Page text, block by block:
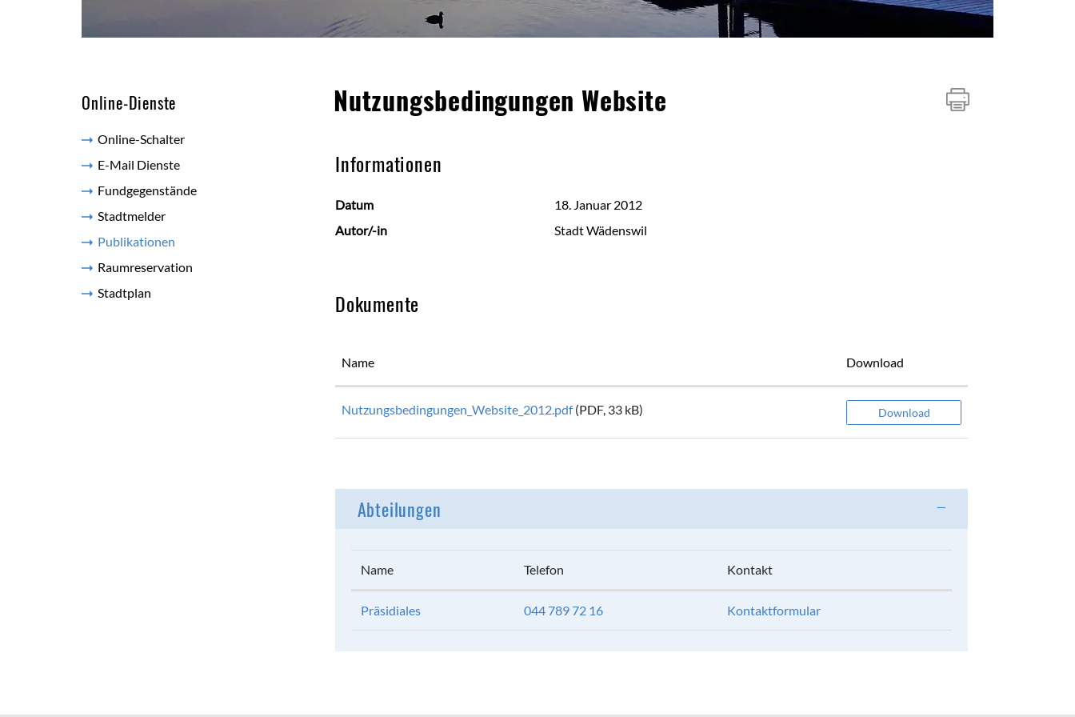
Online-Dienste
Online-Schalter
E-Mail Dienste
Fundgegenstände
Stadtmelder
Publikationen
Raumreservation
Stadtplan
Inhalt
Nutzungsbedingungen Website
Informationen
Datum
18. Januar 2012
Autor/-in
Stadt Wädenswil
Dokumente
Name Download
Nutzungsbedingungen_Website_2012.pdf (PDF, 33 kB) Download
Abteilungen
Name Telefon Kontakt
Präsidiales 044 789 72 16 Kontaktformular